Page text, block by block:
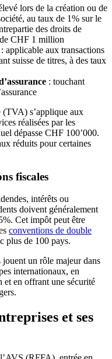
lors de la création ou de
au taux de 1% sur le
des droits de
CHF 1 million
: applicable aux transactions
suisse de titres, à des taux
: touchant
(TVA) s’applique aux
réalisées par les
dépasse CHF 100’000.
réduits pour certaines
fiscales
intérêts ou
doivent généralement
Cet impôt peut être
conventions de double
plus de 100 pays.
un rôle majeur dans
internationaux, en
en offrant une sécurité
et ses